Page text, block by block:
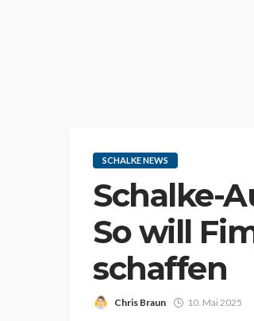
SCHALKE NEWS
Schalke-
So will
schaffen
Chris Braun 10. Mai 2025